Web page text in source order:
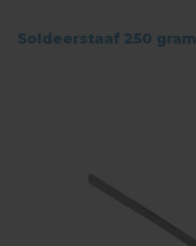
Soldeerstaaf 250 gram